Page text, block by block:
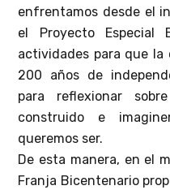
enfrentamos desde el
el Proyecto Especial
actividades para que la
200 años de
para reflexionar
construido e
queremos ser.
De esta manera, en el
Franja Bicentenario